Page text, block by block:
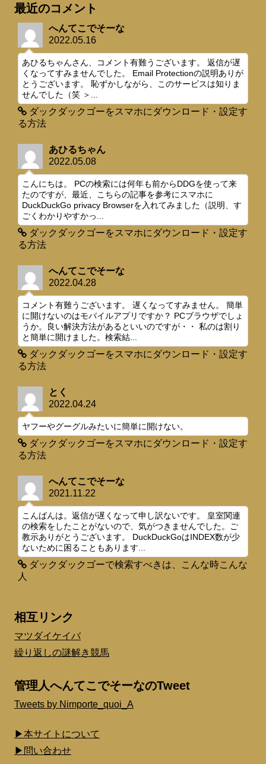
最近のコメント
へんてこでそーな
2022.05.16
あひるちゃんさん、コメント有難うございます。 返信が遅
くなってすみませんでした。 Email Protectionの説明ありが
とうございます。 恥ずかしながら、このサービスは知りま
せんでした（笑 ＞...
ダックダックゴーをスマホにダウンロード・設定す
る方法
あひるちゃん
2022.05.08
こんにちは。 PCの検索には何年も前からDDGを使って来
たのですが、最近、こちらの記事を参考にスマホに
DuckDuckGo privacy Browserを入れてみました（説明、す
ごくわかりやすかっ...
ダックダックゴーをスマホにダウンロード・設定す
る方法
へんてこでそーな
2022.04.28
コメント有難うございます。 遅くなってすみません。 簡単
に開けないのはモバイルアプリですか？ PCブラウザでしょ
うか。良い解決方法があるといいのですが・・ 私のは割り
と簡単に開けました。検索結...
ダックダックゴーをスマホにダウンロード・設定す
る方法
とく
2022.04.24
ヤフーやグーグルみたいに簡単に開けない。
ダックダックゴーをスマホにダウンロード・設定す
る方法
へんてこでそーな
2021.11.22
こんばんは。返信が遅くなって申し訳ないです。 皇室関連
の検索をしたことがないので、気がつきませんでした。ご
教示ありがとうございます。 DuckDuckGoはINDEX数が少
ないために困ることもあります...
ダックダックゴーで検索すべきは、こんな時こんな
人
相互リンク
マツダイケイバ
繰り返しの謎解き競馬
管理人へんてこでそーなのTweet
Tweets by Nimporte_quoi_A
▶本サイトについて
▶問い合わせ